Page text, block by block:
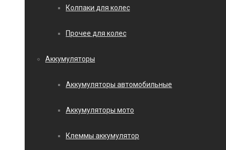
Колпаки для колес
Прочее для колес
Аккумуляторы
Аккумуляторы автомобильные
Аккумуляторы мото
Клеммы аккумулятор